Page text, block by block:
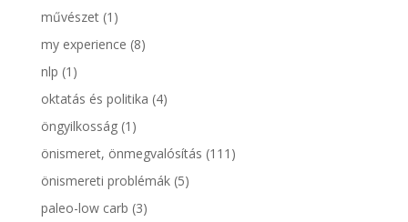
művészet(1)
my experience (8)
nlp (1)
oktatás és politika (4)
öngyilkosság(1)
önismeret, önmegvalósítás (111)
önismereti problémák(5)
paleo-low carb (3)